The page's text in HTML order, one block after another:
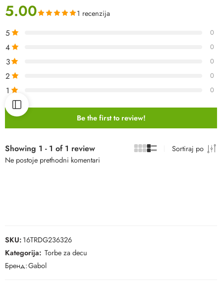
5.00 1 recenzija
5 0
4 0
3 0
2 0
1 0
Be the first to review!
Showing 1 - 1 of 1 review
Sortiraj po
Ne postoje prethodni komentari
SKU:16TRDG236326
Kategorija: Torbe za decu
Бренд:Gabol